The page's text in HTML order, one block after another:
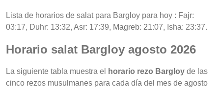
Lista de horarios de salat para Bargloy para hoy : Fajr:
03:17, Duhr: 13:32, Asr: 17:39, Magreb: 21:07, Isha: 23:37.
Horario salat Bargloy agosto 2026
La siguiente tabla muestra el horario rezo Bargloy de las
cinco rezos musulmanes para cada día del mes de agosto